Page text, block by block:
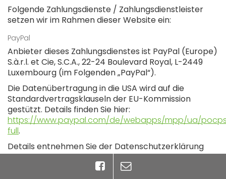
Folgende Zahlungsdienste / Zahlungsdienstleister
setzen wir im Rahmen dieser Website ein:
PayPal
Anbieter dieses Zahlungsdienstes ist PayPal (Europe)
S.à.r.l. et Cie, S.C.A., 22-24 Boulevard Royal, L-2449
Luxembourg (im Folgenden „PayPal“).
Die Datenübertragung in die USA wird auf die
Standardvertragsklauseln der EU-Kommission
gestützt. Details finden Sie hier:
https://www.paypal.com/de/webapps/mpp/ua/
full.
Details entnehmen Sie der Datenschutzerklärung
von PayPal:
https://www.paypal.com/de/webapps/mpp/ua/